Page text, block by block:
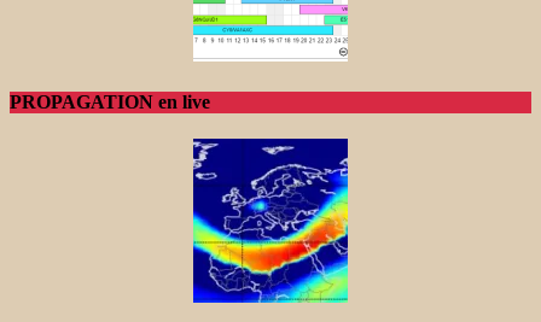
PROPAGATION en live